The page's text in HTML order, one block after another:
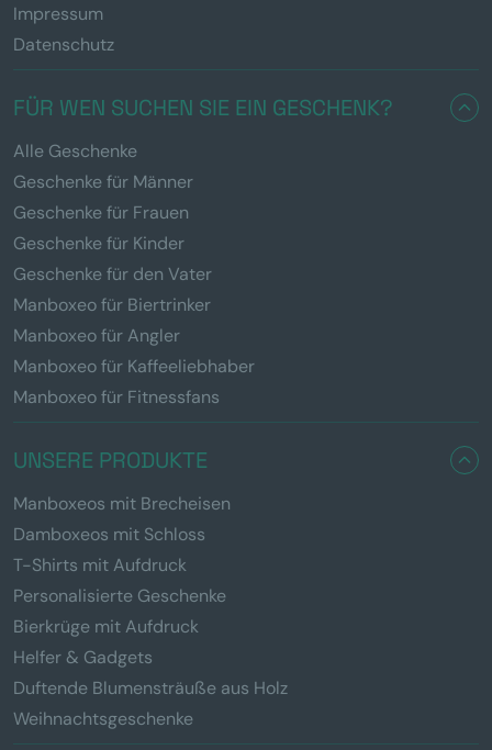
Impressum
Datenschutz
FÜR WEN SUCHEN SIE EIN GESCHENK?
Alle Geschenke
Geschenke für Männer
Geschenke für Frauen
Geschenke für Kinder
Geschenke für den Vater
Manboxeo für Biertrinker
Manboxeo für Angler
Manboxeo für Kaffeeliebhaber
Manboxeo für Fitnessfans
UNSERE PRODUKTE
Manboxeos mit Brecheisen
Damboxeos mit Schloss
T-Shirts mit Aufdruck
Personalisierte Geschenke
Bierkrüge mit Aufdruck
Helfer & Gadgets
Duftende Blumensträuße aus Holz
Weihnachtsgeschenke